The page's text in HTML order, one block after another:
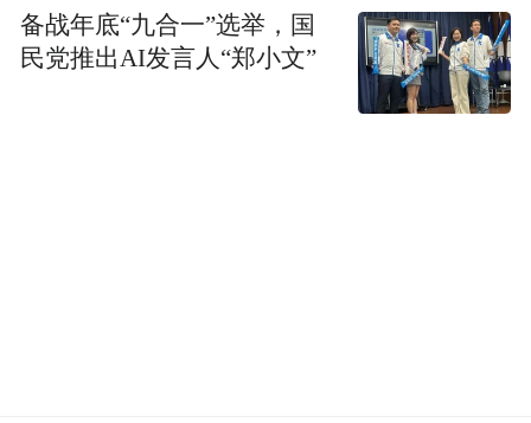
备战年底“九合一”选举，国
民党推出AI发言人“郑小文”